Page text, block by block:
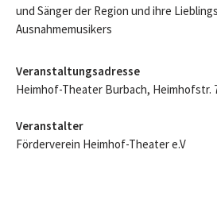
und Sänger der Region und ihre
Ausnahmemusikers
Veranstaltungsadresse
Heimhof-Theater Burbach, Heimhofstr.
Veranstalter
Förderverein Heimhof-Theater e.V